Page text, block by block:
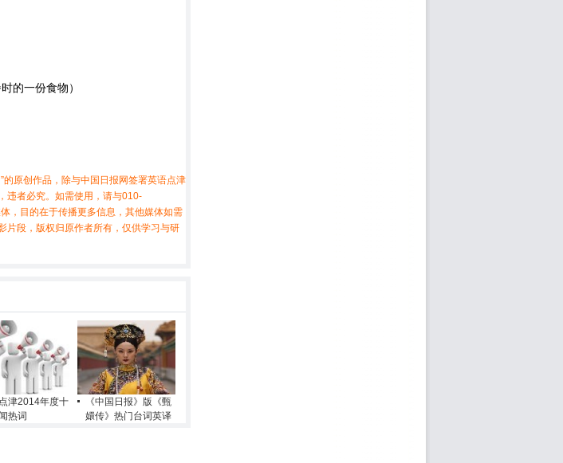
的一份食物）
原创作品，除与中国日报网签署英语点津
违者必究。如需使用，请与010-
，目的在于传播更多信息，其他媒体如需
片段，版权归原作者所有，仅供学习与研
津2014年度十
热词
《中国日报》版《甄
嬛传》热门台词英译